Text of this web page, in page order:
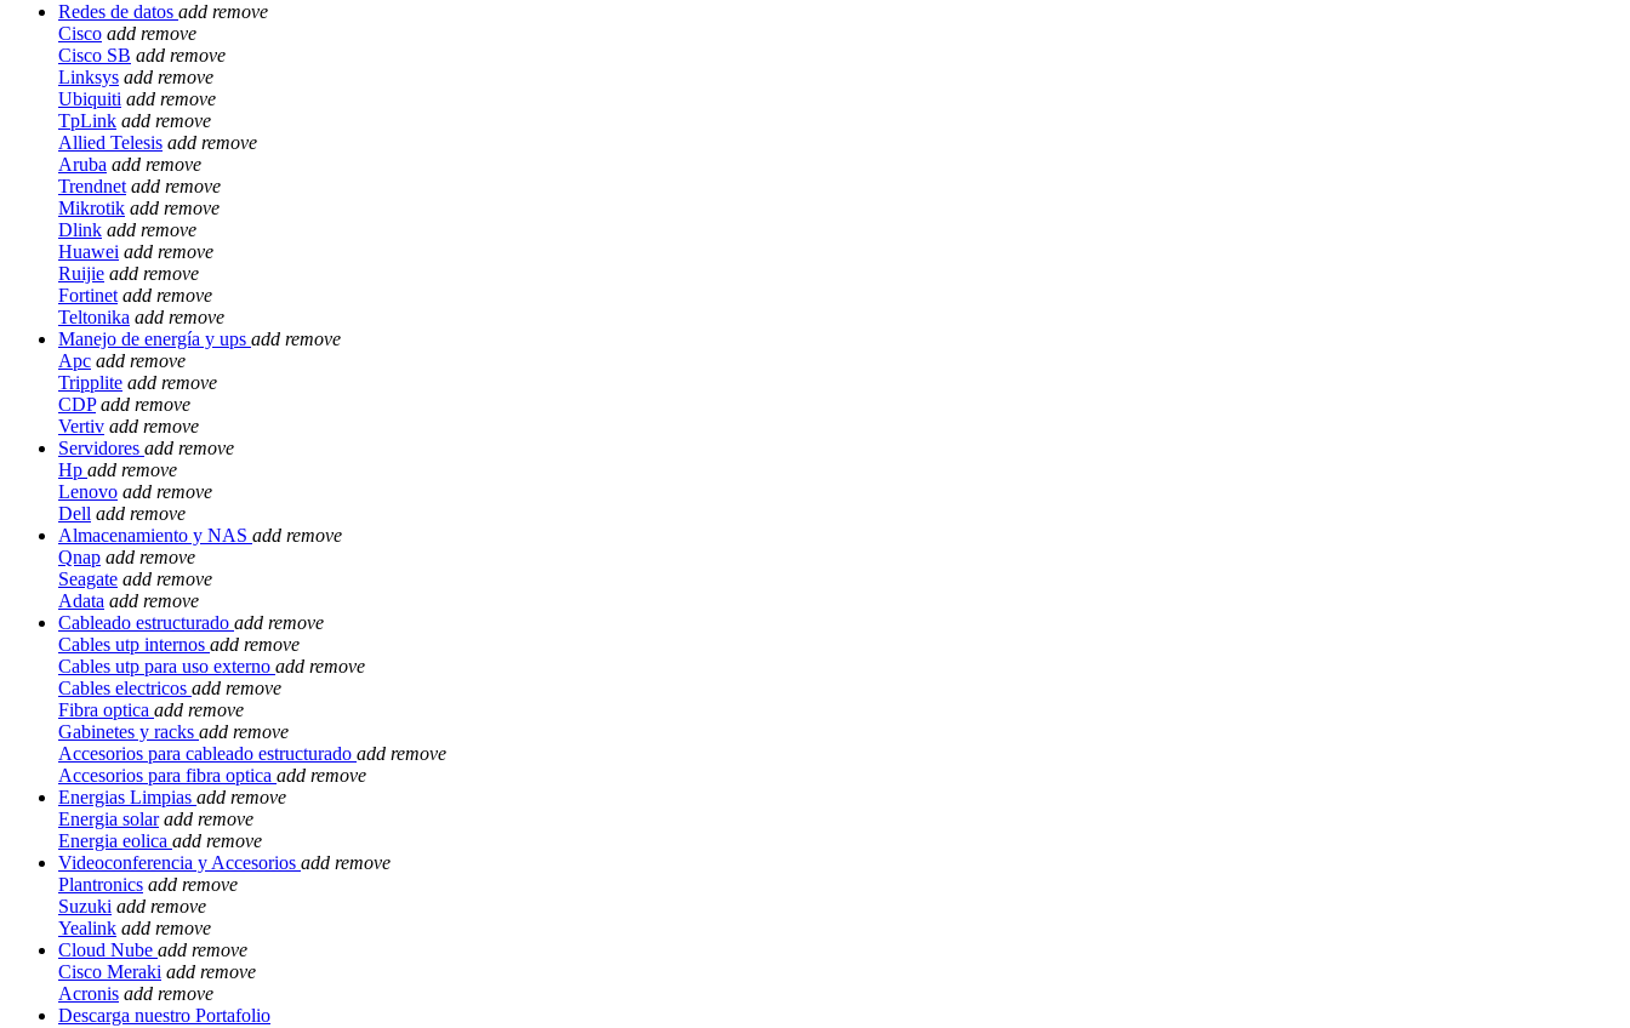
Redes de datos add remove
Cisco add remove
Cisco SB add remove
Linksys add remove
Ubiquiti add remove
TpLink add remove
Allied Telesis add remove
Aruba add remove
Trendnet add remove
Mikrotik add remove
Dlink add remove
Huawei add remove
Ruijie add remove
Fortinet add remove
Teltonika add remove
Manejo de energía y ups add remove
Apc add remove
Tripplite add remove
CDP add remove
Vertiv add remove
Servidores add remove
Hp add remove
Lenovo add remove
Dell add remove
Almacenamiento y NAS add remove
Qnap add remove
Seagate add remove
Adata add remove
Cableado estructurado add remove
Cables utp internos add remove
Cables utp para uso externo add remove
Cables electricos add remove
Fibra optica add remove
Gabinetes y racks add remove
Accesorios para cableado estructurado add remove
Accesorios para fibra optica add remove
Energias Limpias add remove
Energia solar add remove
Energia eolica add remove
Videoconferencia y Accesorios add remove
Plantronics add remove
Suzuki add remove
Yealink add remove
Cloud Nube add remove
Cisco Meraki add remove
Acronis add remove
Descarga nuestro Portafolio